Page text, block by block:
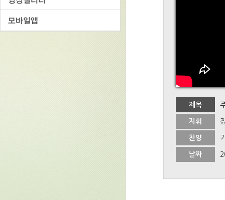
제목
지휘
찬양
날짜